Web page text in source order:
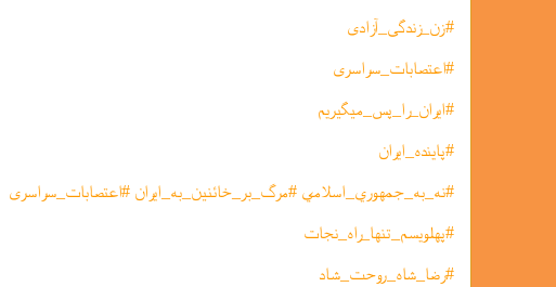
#زن_زندگی_آزادی
#اعتصابات_سراسری
#ایران_را_پس_میگیریم
#پاینده_ایران
#نه_به_جمهوري_اسلامي #مرگ_بر_خائنین_به_ایران #اعتصابات_سراسری
#پهلویسم_تنها_راه_نجات
#رضا_شاه_روحت_شاد